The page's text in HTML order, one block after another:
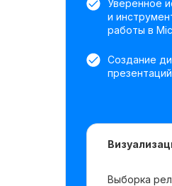
Уверенное
и
работы в
Создание
Выборка